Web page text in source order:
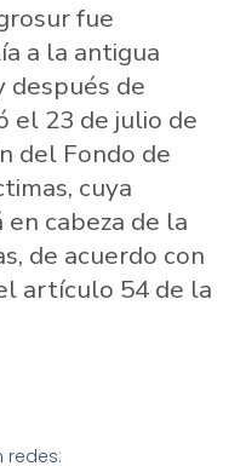
fue
a la antigua
después de
el 23 de julio de
del Fondo de
cuya
cabeza de la
de acuerdo con
artículo 54 de la
redes: